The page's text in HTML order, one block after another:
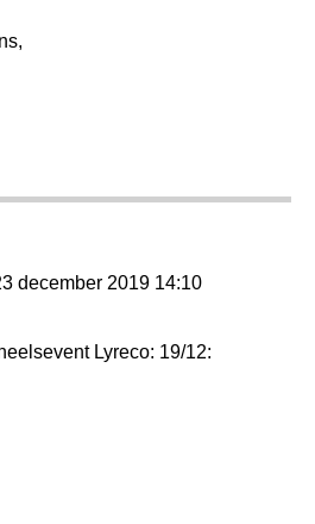
december 2019 14:10
Lyreco: 19/12: